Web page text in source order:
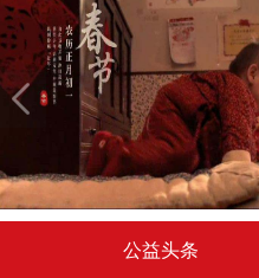
央视春节系列公益广告
公益头条